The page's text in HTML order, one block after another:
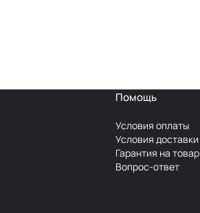
Помощь
Условия оплаты
Условия доставки
Гарантия на товар
Вопрос-ответ